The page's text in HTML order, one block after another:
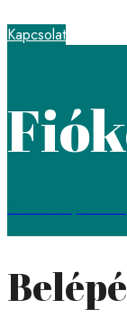
Kapcsolat